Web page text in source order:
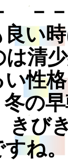
－
い時
清
性
早
びき
ね。